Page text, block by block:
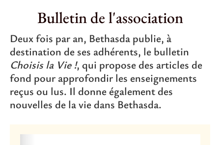
Bulletin de l'association
Deux fois par an, Bethasda publie, à
destination de ses adhérents, le bulletin
Choisis la Vie !, qui propose des articles de
fond pour approfondir les enseignements
reçus ou lus. Il donne également des
nouvelles de la vie dans Bethasda.